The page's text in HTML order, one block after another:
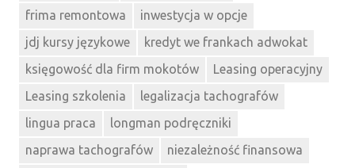
frima remontowa
inwestycja w opcje
jdj kursy językowe
kredyt we frankach adwokat
księgowość dla firm mokotów
Leasing operacyjny
Leasing szkolenia
legalizacja tachografów
lingua praca
longman podręczniki
naprawa tachografów
niezależność finansowa